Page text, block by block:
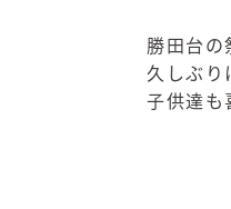
勝田台
久しぶ
子供達